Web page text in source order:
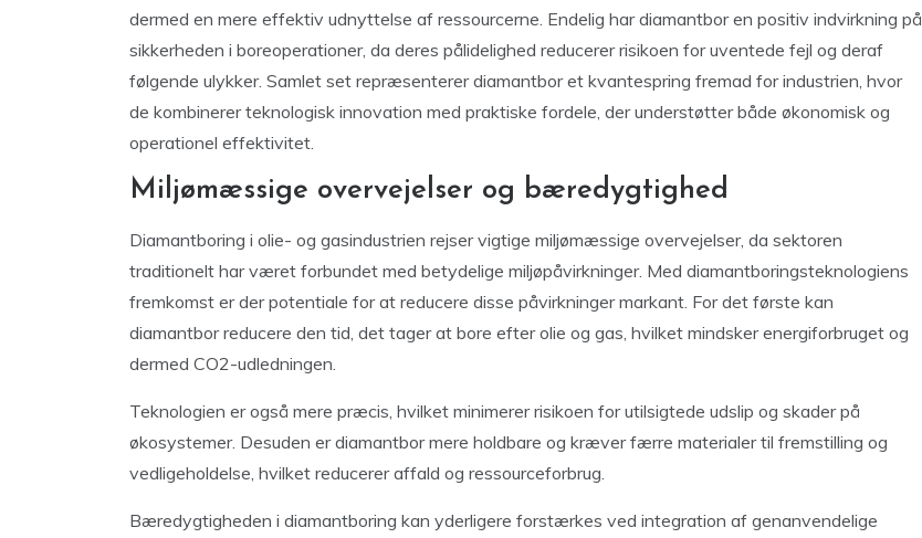
dermed en mere effektiv udnyttelse af ressourcerne. Endelig har diamantbor en positiv indvirkning på
sikkerheden i boreoperationer, da deres pålidelighed reducerer risikoen for uventede fejl og deraf
følgende ulykker. Samlet set repræsenterer diamantbor et kvantespring fremad for industrien, hvor
de kombinerer teknologisk innovation med praktiske fordele, der understøtter både økonomisk og
operationel effektivitet.
Miljømæssige overvejelser og bæredygtighed
Diamantboring i olie- og gasindustrien rejser vigtige miljømæssige overvejelser, da sektoren
traditionelt har været forbundet med betydelige miljøpåvirkninger. Med diamantboringsteknologiens
fremkomst er der potentiale for at reducere disse påvirkninger markant. For det første kan
diamantbor reducere den tid, det tager at bore efter olie og gas, hvilket mindsker energiforbruget og
dermed CO2-udledningen.
Teknologien er også mere præcis, hvilket minimerer risikoen for utilsigtede udslip og skader på
økosystemer. Desuden er diamantbor mere holdbare og kræver færre materialer til fremstilling og
vedligeholdelse, hvilket reducerer affald og ressourceforbrug.
Bæredygtigheden i diamantboring kan yderligere forstærkes ved integration af genanvendelige